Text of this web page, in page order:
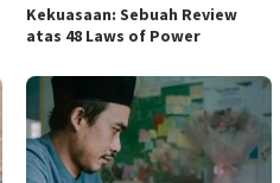
Kekuasaan: Sebuah Review
atas 48 Laws of Power